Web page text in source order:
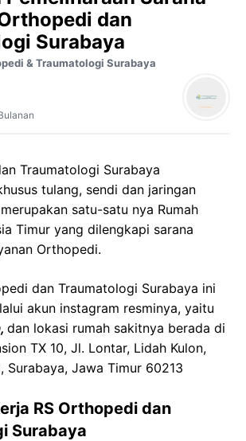
dan
Surabaya
& Traumatologi Surabaya
Traumatologi Surabaya
tulang, sendi dan jaringan
satu-satu nya Rumah
Timur yang dilengkapi sarana
Orthopedi.
dan Traumatologi Surabaya ini
akun instagram resminya, yaitu
dan lokasi rumah sakitnya berada di
TX 10, Jl. Lontar, Lidah Kulon,
Surabaya, Jawa Timur 60213
RS Orthopedi dan
Surabaya